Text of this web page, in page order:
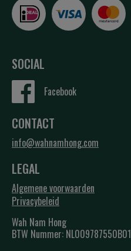
SOCIAL
Facebook
CONTACT
info@wahnamhong.com
LEGAL
Algemene voorwaarden
Privacybeleid
Wah Nam Hong
BTW Nummer: NL009787550B01